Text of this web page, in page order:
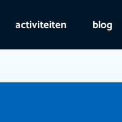
activiteiten blog